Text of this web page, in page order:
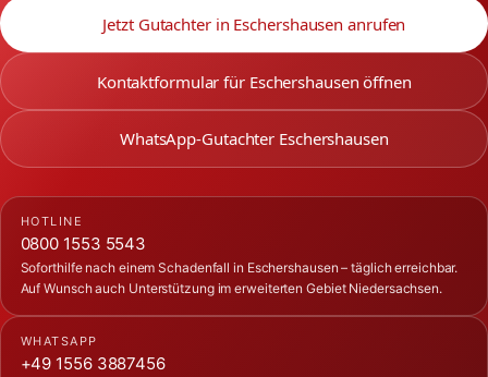
Jetzt Gutachter in Eschershausen anrufen
Kontaktformular für Eschershausen öffnen
WhatsApp-Gutachter Eschershausen
HOTLINE
0800 1553 5543
Soforthilfe nach einem Schadenfall in Eschershausen – täglich erreichbar.
Auf Wunsch auch Unterstützung im erweiterten Gebiet Niedersachsen.
WHATSAPP
+49 1556 3887456